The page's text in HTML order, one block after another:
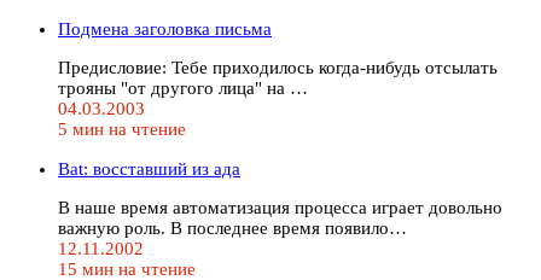
Подмена заголовка письма
Предисловие: Тебе приходилось когда-нибудь отсылать
трояны "от другого лица" на …
04.03.2003
5 мин на чтение
Bat: восставший из ада
В наше время автоматизация процесса играет довольно
важную роль. В последнее время появило…
12.11.2002
15 мин на чтение